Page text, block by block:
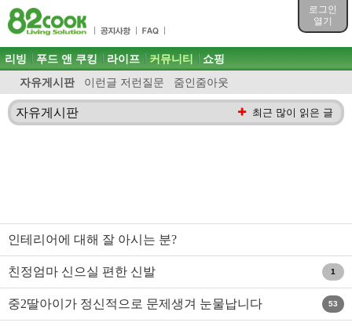
로그인
열기
목차
주메뉴 바로가기
컨텐츠 바로가기
검색 바로가기
로그인 바로가기
주메뉴
리빙 푸드 앤 쿠킹 라이프 커뮤니티
자유게시판 이런글 저런질문 줌인줌아웃
쇼핑
자유게시판 최근 많이 읽은 글
인테리어에 대해 잘 아시는 분?
친정엄마 신으실 편한 신발 1
중2딸아이가 정신적으로 문제생겨 눈물납니다 53